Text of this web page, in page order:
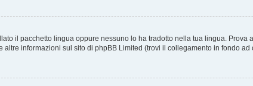
il pacchetto lingua oppure nessuno lo ha tradotto nella tua lingua.
altre informazioni sul sito di phpBB Limited (trovi il collegamento in fondo ad